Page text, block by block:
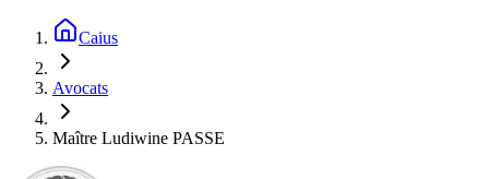
Caius
Avocats
Maître Ludiwine PASSE